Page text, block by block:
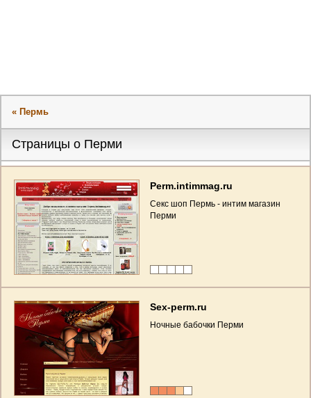
« Пермь
Страницы о Перми
Perm.intimmag.ru
Секс шоп Пермь - интим магазин
Перми
Sex-perm.ru
Ночные бабочки Перми